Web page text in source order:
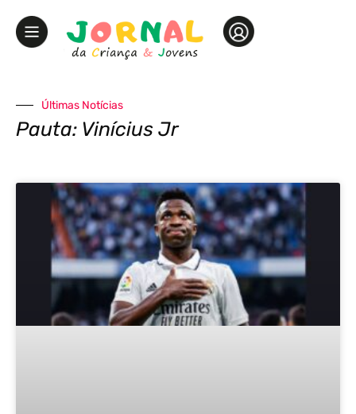
Últimas Notícias
Pauta: Vinícius Jr